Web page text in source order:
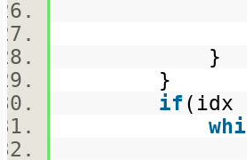
}
}
if(idx